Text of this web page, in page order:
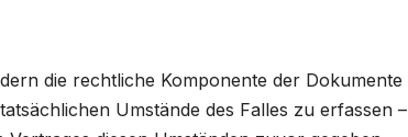
die rechtliche Komponente der Dokumente
Umstände des Falles zu erfassen –